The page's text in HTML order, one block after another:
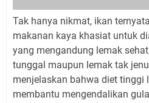
Tak hanya nikmat, ikan
makanan kaya khasiat untuk
yang mengandung lemak
tunggal maupun lemak tak
menjelaskan bahwa diet tinggi
membantu mengendalikan